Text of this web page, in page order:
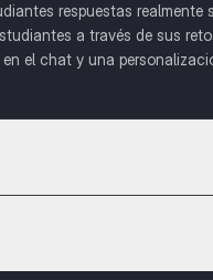
respuestas realmente
a través de sus
el chat y una